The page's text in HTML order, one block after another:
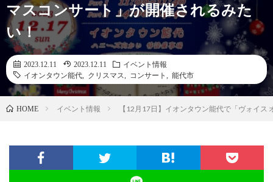
マスコンサート」が開催されるみた
い！
2023.12.11 2023.12.11
イベント情報
イオンタウン能代
クリスマス コンサート 能代市
HOME イベント情報 【12月17日】イオンタウン能代で「ヴォイ